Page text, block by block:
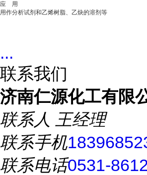
应 用
用作分析试剂和乙烯树脂、乙炔的溶剂等
...
联系我们
济南仁源化工有限
联系人 王经理
联系手机
联系电话0531-